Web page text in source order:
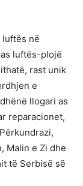
luftës në
luftës-plojë
rast unik
e
llogari as
reparacionet,
Malin e Zi dhe
të Serbisë së